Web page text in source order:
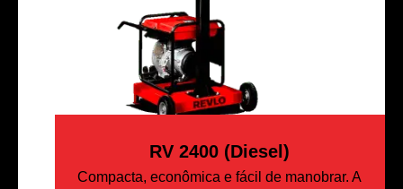
RV 2400 (Diesel)
Compacta, econômica e fácil de manobrar. A